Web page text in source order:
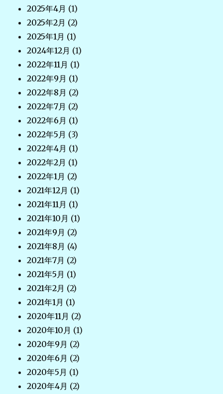
2025年4月 (1)
2025年2月 (2)
2025年1月 (1)
2024年12月 (1)
2022年11月 (1)
2022年9月 (1)
2022年8月 (2)
2022年7月 (2)
2022年6月 (1)
2022年5月 (3)
2022年4月 (1)
2022年2月 (1)
2022年1月 (2)
2021年12月 (1)
2021年11月 (1)
2021年10月 (1)
2021年9月 (2)
2021年8月 (4)
2021年7月 (2)
2021年5月 (1)
2021年2月 (2)
2021年1月 (1)
2020年11月 (2)
2020年10月 (1)
2020年9月 (2)
2020年6月 (2)
2020年5月 (1)
2020年4月 (2)